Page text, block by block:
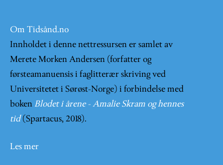
Om Tidsånd.no
Innholdet i denne nettressursen er samlet av
Merete Morken Andersen (forfatter og
førsteamanuensis i faglitterær skriving ved
Universitetet i Sørøst-Norge) i forbindelse med
boken Blodet i årene - Amalie Skram og hennes
tid (Spartacus, 2018).
Les mer